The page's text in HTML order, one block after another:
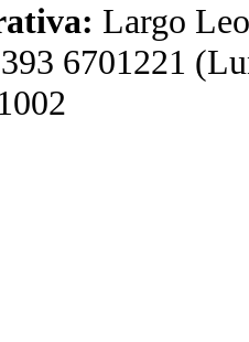
Largo
6701221